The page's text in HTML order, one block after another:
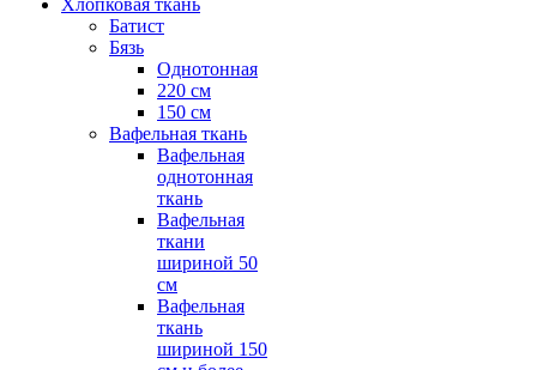
Хлопковая ткань
Батист
Бязь
Однотонная
220 см
150 см
Вафельная ткань
Вафельная
однотонная
ткань
Вафельная
ткани
шириной 50
см
Вафельная
ткань
шириной 150